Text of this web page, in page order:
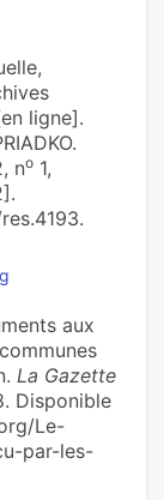
ligne].
no 1,
aux
La Gazette
Disponible
Le-
par-les-